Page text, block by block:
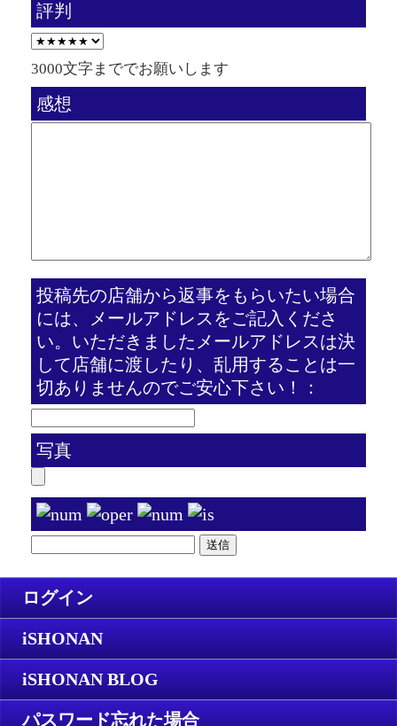
評判
3000文字まででお願いします
感想
投稿先の店舗から返事をもらいたい場合
には、メールアドレスをご記入くださ
い。いただきましたメールアドレスは決
して店舗に渡したり、乱用することは一
切ありませんのでご安心下さい！：
写真
ログイン
iSHONAN
iSHONAN BLOG
パスワード忘れた場合